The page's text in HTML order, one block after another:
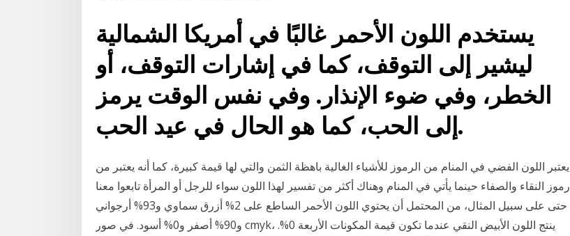
يستخدم اللون الأحمر غالبًا في أمريكا الشمالية
ليشير إلى التوقف، كما في إشارات التوقف، أو
الخطر، وفي ضوء الإنذار. وفي نفس الوقت يرمز
إلى الحب، كما هو الحال في عيد الحب.
يعتبر اللون الفضي في المنام من الرموز للأشياء الغالية باهظة الثمن والتي لها قيمة كبيرة، كما أنه يعتبر من
رموز النقاء والصفاء حينما يأتي في المنام وهناك أكثر من تفسير لهذا اللون سواء للرجل أو المرأة تابعوا معنا
حتى على سبيل المثال، من المحتمل أن يحتوي اللون الأحمر الساطع على 2% أزرق سماوي و93% أرجواني
و90% أصفر و0% أسود. في صور cmyk، ينتج اللون الأبيض النقي عندما تكون قيمة المكونات الأربعة 0%.